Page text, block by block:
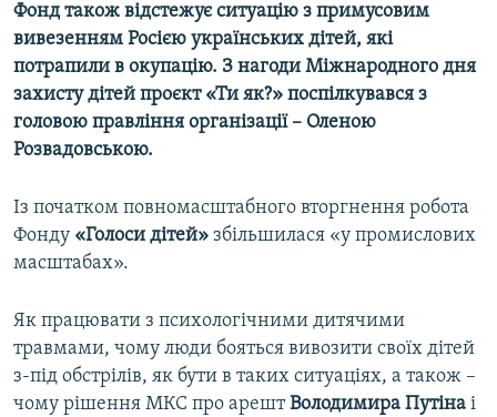
Фонд також відстежує ситуацію з примусовим
вивезенням Росією українських дітей, які
потрапили в окупацію. З нагоди Міжнародного дня
захисту дітей проєкт «Ти як?» поспілкувався з
головою правління організації – Оленою
Розвадовською.
Із початком повномасштабного вторгнення робота
Фонду «Голоси дітей» збільшилася «у промислових
масштабах».
Як працювати з психологічними дитячими
травмами, чому люди бояться вивозити своїх дітей
з-під обстрілів, як бути в таких ситуаціях, а також –
чому рішення МКС про арештВолодимира Путіна і